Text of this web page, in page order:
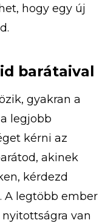
hogy egy új
barátaival
gyakran a
legjobb
kérni az
akinek
kérdezd
A legtöbb ember
van